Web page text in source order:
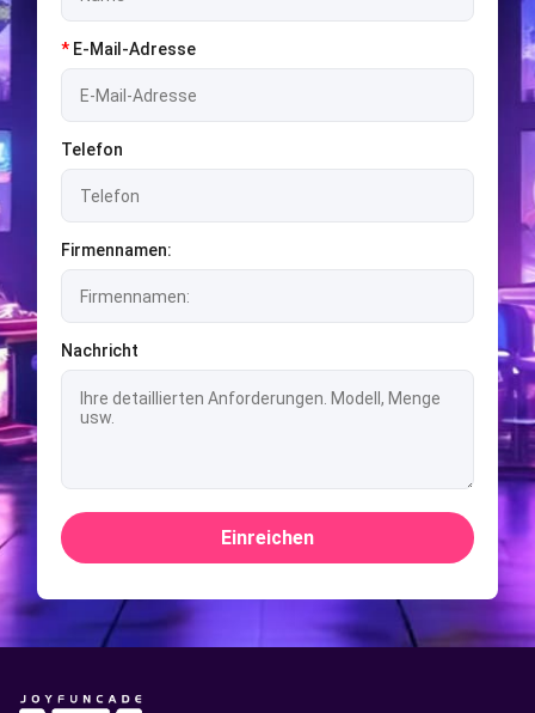
* E-Mail-Adresse
Telefon
Firmennamen:
Nachricht
Einreichen